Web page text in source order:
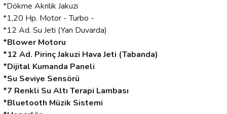
*Dökme Akrilik Jakuzi
*1,20 Hp. Motor - Turbo -
*12 Ad. Su Jeti (Yan Duvarda)
*Blower Motoru
*12 Ad. Pirinç Jakuzi Hava Jeti (Tabanda)
*Dijital Kumanda Paneli
*Su Seviye Sensörü
*7 Renkli Su Altı Terapi Lambası
*Bluetooth Müzik Sistemi